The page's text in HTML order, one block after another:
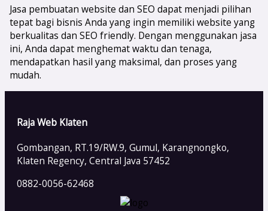
Jasa pembuatan website dan SEO dapat menjadi pilihan
tepat bagi bisnis Anda yang ingin memiliki website yang
berkualitas dan SEO friendly. Dengan menggunakan jasa
ini, Anda dapat menghemat waktu dan tenaga,
mendapatkan hasil yang maksimal, dan proses yang
mudah.
Raja Web Klaten
Gombangan, RT.19/RW.9, Gumul, Karangnongko,
Klaten Regency, Central Java 57452
0882-0056-62468